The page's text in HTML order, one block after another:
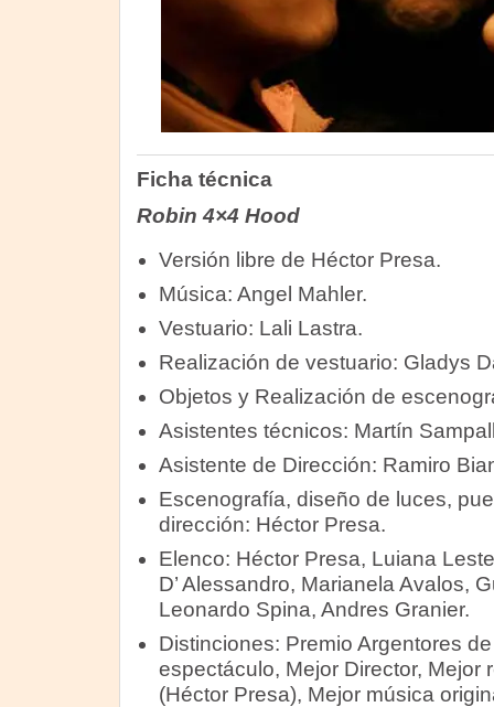
Ficha técnica
Robin 4×4 Hood
Versión libre de Héctor Presa.
Música: Angel Mahler.
Vestuario: Lali Lastra.
Realización de vestuario: Gladys
Objetos y Realización de
Asistentes técnicos: Martín
Asistente de Dirección: Ramiro
Escenografía, diseño de luces,
dirección: Héctor Presa.
Elenco: Héctor Presa, Luiana
D’ Alessandro, Marianela Avalos,
Leonardo Spina, Andres Granier.
Distinciones: Premio Argentores
espectáculo, Mejor Director, Mejor
(Héctor Presa), Mejor música